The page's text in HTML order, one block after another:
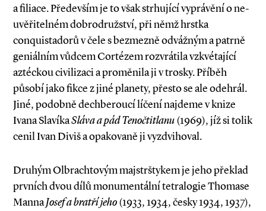
a filiace. Především je to však strhující vyprávění o ne­
uvěřitelném dobrodružství, při němž hrstka
conquistadorů v čele s bezmezně odvážným a patrně
geniál­ním vůdcem Cortézem rozvrátila vzkvétající
aztéckou civilizaci a proměnila ji v trosky. Příběh
působí jako fikce z jiné planety, přesto se ale odehrál.
Jiné, podobně dechberoucí líčení najdeme v knize
Ivana SlavíkaSláva a pád Tenočtitlanu(1969), jíž si tolik
cenil Ivan Diviš a opakovaně ji vyzdvihoval.
Druhým Olbrachtovým majstrštykem je jeho překlad
prvních dvou dílů monumentální tetralogie Thomase
MannaJosef a bratří jeho(1933, 1934, česky 1934, 1937),